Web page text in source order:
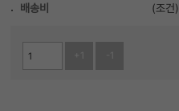
배송비
(조건)
+1